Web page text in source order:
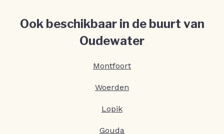
Ook beschikbaar in de buurt van
Oudewater
Montfoort
Woerden
Lopik
Gouda